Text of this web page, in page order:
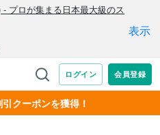
クーポンを獲得！